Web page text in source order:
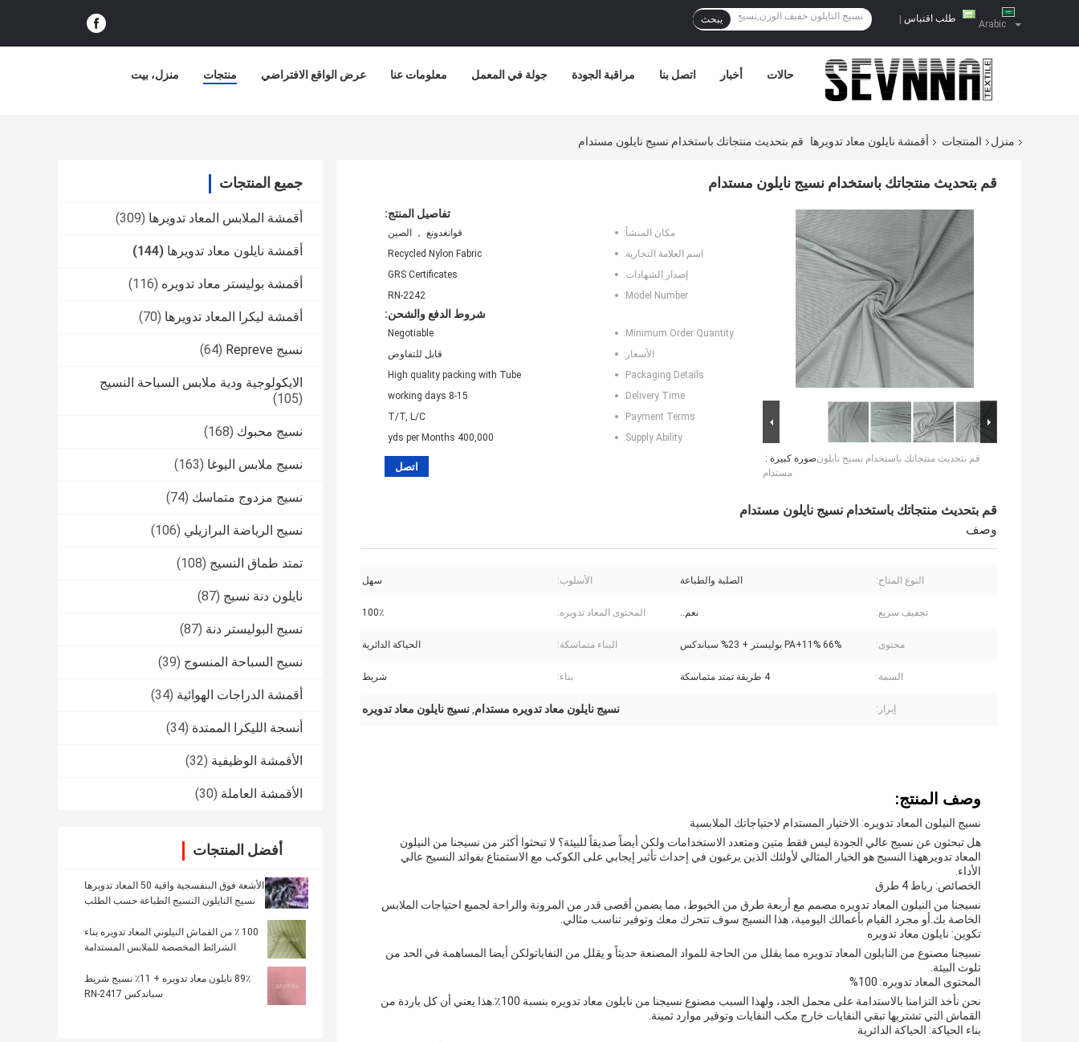
Arabic طلب اقتباس يبحث
منزل، بيت منتجات عرض الواقع الافتراضي معلومات عنا جولة في المعمل مراقبة الجودة اتصل بنا أخبار حالات
منزل المنتجات أقمشة نايلون معاد تدويرها قم بتحديث منتجاتك باستخدام نسيج نايلون مستدام
جميع المنتجات
أقمشة الملابس المعاد تدويرها (309)
أقمشة نايلون معاد تدويرها (144)
أقمشة بوليستر معاد تدويره (116)
أقمشة ليكرا المعاد تدويرها (70)
نسيج Repreve (64)
الايكولوجية ودية ملابس السباحة النسيج
(105)
نسيج محبوك (168)
نسيج ملابس اليوغا (163)
نسيج مزدوج متماسك (74)
نسيج الرياضة البرازيلي (106)
تمتد طماق النسيج (108)
نايلون دنة نسيج (87)
نسيج البوليستر دنة (87)
نسيج السباحة المنسوج (39)
أقمشة الدراجات الهوائية (34)
أنسجة الليكرا الممتدة (34)
الأقمشة الوظيفية (32)
الأقمشة العاملة (30)
أفضل المنتجات
الأشعة فوق البنفسجية واقية 50 المعاد تدويرها
نسيج النايلون النسيج الطباعة حسب الطلب
100 ٪ من القماش النيلوني المعاد تدويره بناء
الشرائط المخصصة للملابس المستدامة
89٪ نايلون معاد تدويره + 11٪ نسيج شريط
سباندكس RN-2417
قم بتحديث منتجاتك باستخدام نسيج نايلون مستدام
صورة كبيرة :قم بتحديث منتجاتك باستخدام نسيج نايلون
مستدام
تفاصيل المنتج:
مكان المنشأ:
قوانغدونغ ， الصين
اسم العلامة التجارية:
Recycled Nylon Fabric
إصدار الشهادات:
GRS Certificates
Model Number:
RN-2242
شروط الدفع والشحن:
Minimum Order Quantity:
Negotiable
الأسعار:
قابل للتفاوض
Packaging Details:
High quality packing with Tube
Delivery Time:
8-15 working days
Payment Terms:
T/T, L/C
Supply Ability:
400,000 yds per Months
اتصل
قم بتحديث منتجاتك باستخدام نسيج نايلون مستدام
وصف
النوع المتاح: الصلبة والطباعة الأسلوب: سهل
تجفيف سريع: نعم.. المحتوى المعاد تدويره: 100٪
محتوى: 66% PA+11% بوليستر + 23% سباندكس البناء متماسكة: الحياكة الدائرية
السمة: 4 طريقة تمتد متماسكة بناء: شريط
إبراز: نسيج نايلون معاد تدويره مستدام, نسيج نايلون معاد تدويره
وصف المنتج:
نسيج النيلون المعاد تدويره: الاختيار المستدام لاحتياجاتك الملابسية
هل تبحثون عن نسيج عالي الجودة ليس فقط متين ومتعدد الاستخدامات ولكن أيضاً صديقاً للبيئة؟ لا تبحثوا أكثر من نسيجنا من النيلون
المعاد تدويرههذا النسيج هو الخيار المثالي لأولئك الذين يرغبون في إحداث تأثير إيجابي على الكوكب مع الاستمتاع بفوائد النسيج عالي
الأداء.
الخصائص: رباط 4 طرق
نسيجنا من النيلون المعاد تدويره مصمم مع أربعة طرق من الخيوط، مما يضمن أقصى قدر من المرونة والراحة لجميع احتياجات الملابس
الخاصة بك.أو مجرد القيام بأعمالك اليومية، هذا النسيج سوف تتحرك معك وتوفير تناسب مثالي.
تكوين: نايلون معاد تدويره
نسيجنا مصنوع من النايلون المعاد تدويره مما يقلل من الحاجة للمواد المصنعة حديثاً و يقلل من النفاياتولكن أيضا المساهمة في الحد من
تلوث البيئة.
المحتوى المعاد تدويره: 100%
نحن نأخذ التزامنا بالاستدامة على محمل الجد، ولهذا السبب مصنوع نسيجنا من نايلون معاد تدويره بنسبة 100٪.هذا يعني أن كل ياردة من
القماش التي تشتريها تبقي النفايات خارج مكب النفايات وتوفير موارد ثمينة.
بناء الحياكة: الحياكة الدائرية